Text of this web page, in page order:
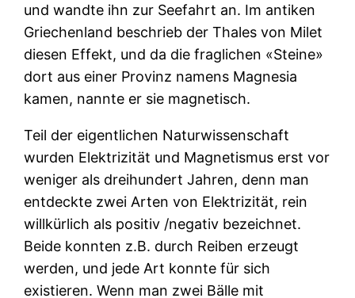
und wandte ihn zur Seefahrt an. Im antiken
Griechenland beschrieb der Thales von Milet
diesen Effekt, und da die fraglichen «Steine»
dort aus einer Provinz namens Magnesia
kamen, nannte er sie magnetisch.
Teil der eigentlichen Naturwissenschaft
wurden Elektrizität und Magnetismus erst vor
weniger als dreihundert Jahren, denn man
entdeckte zwei Arten von Elektrizität, rein
willkürlich als positiv /negativ bezeichnet.
Beide konnten z.B. durch Reiben erzeugt
werden, und jede Art konnte für sich
existieren. Wenn man zwei Bälle mit